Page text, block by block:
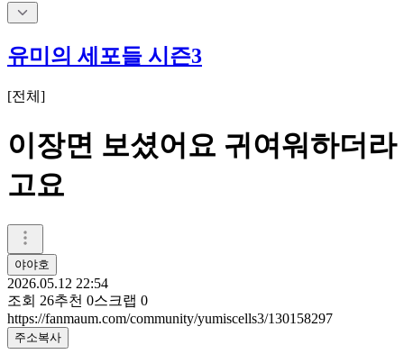
유미의 세포들 시즌3
[전체 ]
이장면 보셨어요 귀여워하더라
고요
야야호
2026.05.12 22:54
조회 26추천 0스크랩 0
https://fanmaum.com/community/yumiscells3/130158297
주소복사